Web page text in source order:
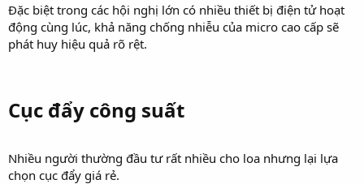
Đặc biệt trong các hội nghị lớn có nhiều thiết bị điện tử hoạt
động cùng lúc, khả năng chống nhiễu của micro cao cấp sẽ
phát huy hiệu quả rõ rệt.
Cục đẩy công suất​
Nhiều người thường đầu tư rất nhiều cho loa nhưng lại lựa
chọn cục đẩy giá rẻ.